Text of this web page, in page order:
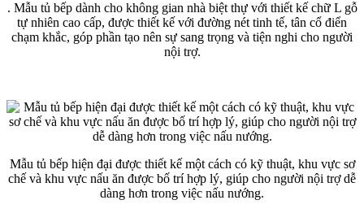
. Mẫu tủ bếp dành cho không gian nhà biệt thự với thiết kế chữ L gỗ
tự nhiên cao cấp, được thiết kế với đường nét tinh tế, tân cổ điển
chạm khắc, góp phần tạo nên sự sang trọng và tiện nghi cho người
nội trợ.
Mẫu tủ bếp hiện đại được thiết kế một cách có kỹ thuật, khu vực sơ
chế và khu vực nấu ăn được bố trí hợp lý, giúp cho người nội trợ dễ
dàng hơn trong việc nấu nướng.